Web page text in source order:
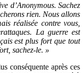
d’Anonymous. Sachez
rien. Nous allons
réalisée contre vous,
La guerre est
est plus fort que tout
sachez-le. »
conséquente après ces